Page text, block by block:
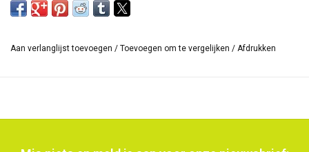
Aan verlanglijst toevoegen / Toevoegen om te vergelijken / Afdrukken